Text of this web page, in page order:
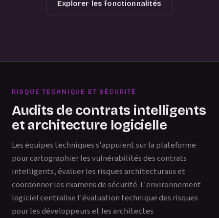
Explorer les fonctionnalités
RISQUE TECHNIQUE ET SÉCURITÉ
Audits de contrats intelligents
et architecture logicielle
Les équipes techniques s'appuient sur la plateforme
pour cartographier les vulnérabilités des contrats
intelligents, évaluer les risques architecturaux et
coordonner les examens de sécurité. L'environnement
logiciel centralise l'évaluation technique des risques
pour les développeurs et les architectes